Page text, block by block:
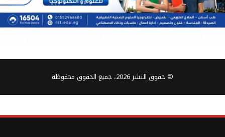
© حقوق النشر 2026، جميع الحقوق محفوظة